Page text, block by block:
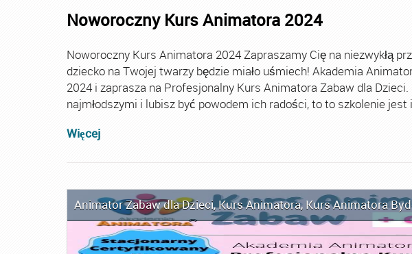
Noworoczny Kurs Animatora 2024
Noworoczny Kurs Animatora 2024 Zapraszamy Cię na niezwykłą
dziecko na Twojej twarzy będzie miało uśmiech! Akademia
2024 i zaprasza na Profesjonalny Kurs Animatora Zabaw dla
najmłodszymi i lubisz być powodem ich radości, to to szkolenie jest
Więcej
Animator Zabaw dla Dzieci,Kurs Animatora, Kurs Animatora